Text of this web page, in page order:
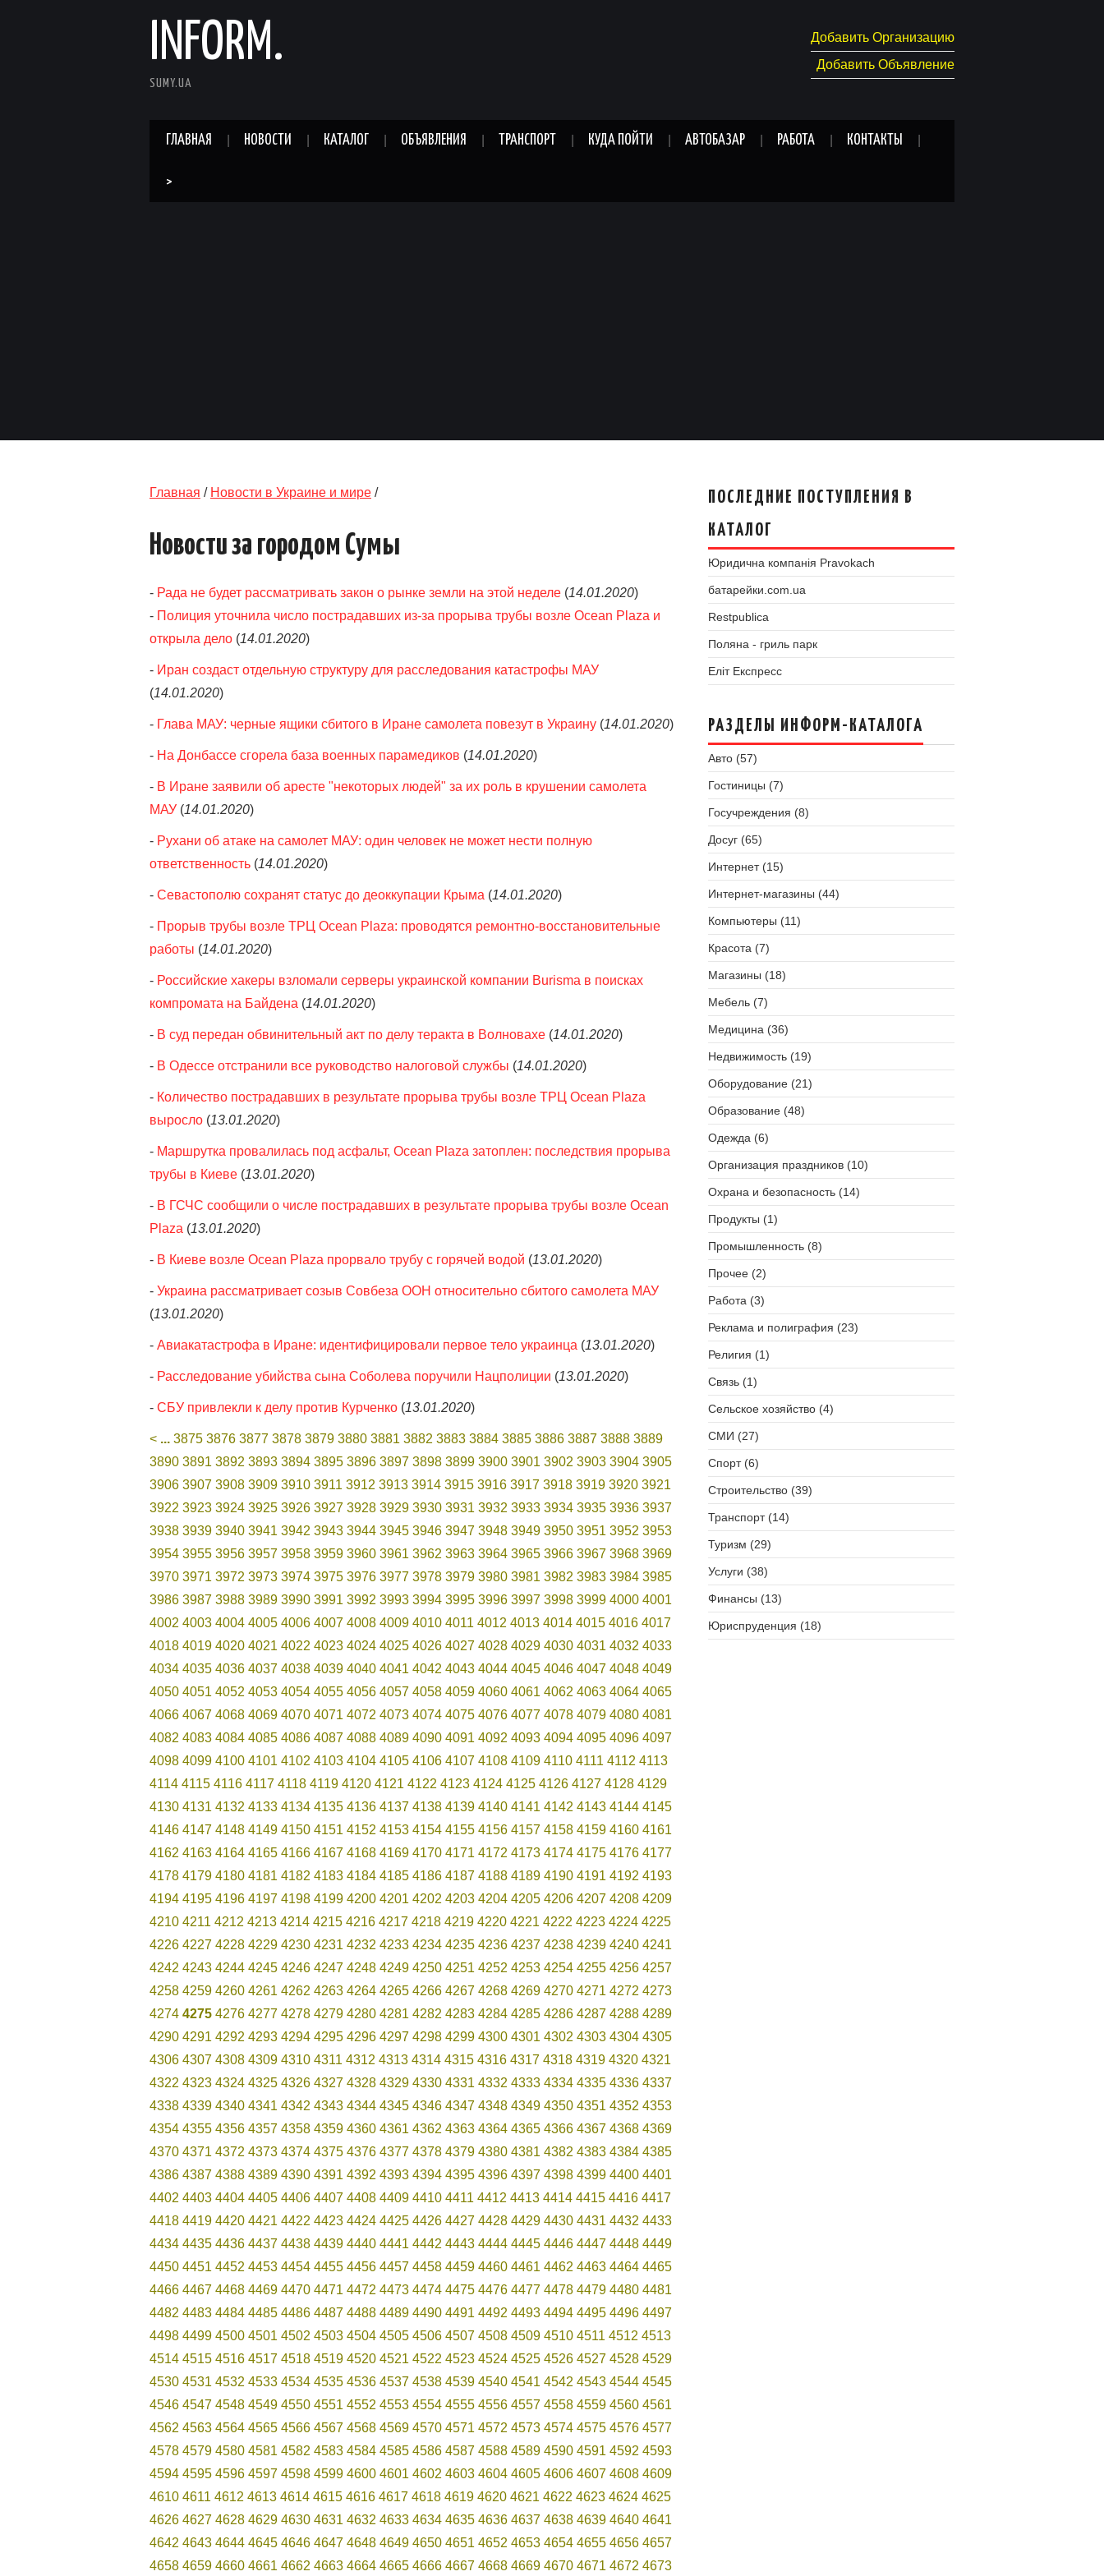
INFORM.
SUMY.UA
Добавить Организацию
Добавить Объявление
ГЛАВНАЯ НОВОСТИ КАТАЛОГ ОБЪЯВЛЕНИЯ ТРАНСПОРТ КУДА ПОЙТИ АВТОБАЗАР РАБОТА КОНТАКТЫ
>
Главная / Новости в Украине и мире /
Новости за городом Сумы
- Рада не будет рассматривать закон о рынке земли на этой неделе (14.01.2020)
- Полиция уточнила число пострадавших из-за прорыва трубы возле Оcean Plaza и
открыла дело (14.01.2020)
- Иран создаст отдельную структуру для расследования катастрофы МАУ
(14.01.2020)
- Глава МАУ: черные ящики сбитого в Иране самолета повезут в Украину (14.01.2020)
- На Донбассе сгорела база военных парамедиков (14.01.2020)
- В Иране заявили об аресте "некоторых людей" за их роль в крушении самолета
МАУ (14.01.2020)
- Рухани об атаке на самолет МАУ: один человек не может нести полную
ответственность (14.01.2020)
- Севастополю сохранят статус до деоккупации Крыма (14.01.2020)
- Прорыв трубы возле ТРЦ Ocean Plaza: проводятся ремонтно-восстановительные
работы (14.01.2020)
- Российские хакеры взломали серверы украинской компании Burisma в поисках
компромата на Байдена (14.01.2020)
- В суд передан обвинительный акт по делу теракта в Волновахе (14.01.2020)
- В Одессе отстранили все руководство налоговой службы (14.01.2020)
- Количество пострадавших в результате прорыва трубы возле ТРЦ Ocean Plaza
выросло (13.01.2020)
- Маршрутка провалилась под асфальт, Ocean Plaza затоплен: последствия прорыва
трубы в Киеве (13.01.2020)
- В ГСЧС сообщили о числе пострадавших в результате прорыва трубы возле Ocean
Plaza (13.01.2020)
- В Киеве возле Ocean Plaza прорвало трубу с горячей водой (13.01.2020)
- Украина рассматривает созыв Совбеза ООН относительно сбитого самолета МАУ
(13.01.2020)
- Авиакатастрофа в Иране: идентифицировали первое тело украинца (13.01.2020)
- Расследование убийства сына Соболева поручили Нацполиции (13.01.2020)
- СБУ привлекли к делу против Курченко (13.01.2020)
< ... 3875 3876 3877 3878 3879 3880 3881 3882 3883 3884 3885 3886 3887 3888 3889
3890 3891 3892 3893 3894 3895 3896 3897 3898 3899 3900 3901 3902 3903 3904 3905
3906 3907 3908 3909 3910 3911 3912 3913 3914 3915 3916 3917 3918 3919 3920 3921
3922 3923 3924 3925 3926 3927 3928 3929 3930 3931 3932 3933 3934 3935 3936 3937
3938 3939 3940 3941 3942 3943 3944 3945 3946 3947 3948 3949 3950 3951 3952 3953
3954 3955 3956 3957 3958 3959 3960 3961 3962 3963 3964 3965 3966 3967 3968 3969
3970 3971 3972 3973 3974 3975 3976 3977 3978 3979 3980 3981 3982 3983 3984 3985
3986 3987 3988 3989 3990 3991 3992 3993 3994 3995 3996 3997 3998 3999 4000 4001
4002 4003 4004 4005 4006 4007 4008 4009 4010 4011 4012 4013 4014 4015 4016 4017
4018 4019 4020 4021 4022 4023 4024 4025 4026 4027 4028 4029 4030 4031 4032 4033
4034 4035 4036 4037 4038 4039 4040 4041 4042 4043 4044 4045 4046 4047 4048 4049
4050 4051 4052 4053 4054 4055 4056 4057 4058 4059 4060 4061 4062 4063 4064 4065
4066 4067 4068 4069 4070 4071 4072 4073 4074 4075 4076 4077 4078 4079 4080 4081
4082 4083 4084 4085 4086 4087 4088 4089 4090 4091 4092 4093 4094 4095 4096 4097
4098 4099 4100 4101 4102 4103 4104 4105 4106 4107 4108 4109 4110 4111 4112 4113
4114 4115 4116 4117 4118 4119 4120 4121 4122 4123 4124 4125 4126 4127 4128 4129
4130 4131 4132 4133 4134 4135 4136 4137 4138 4139 4140 4141 4142 4143 4144 4145
4146 4147 4148 4149 4150 4151 4152 4153 4154 4155 4156 4157 4158 4159 4160 4161
4162 4163 4164 4165 4166 4167 4168 4169 4170 4171 4172 4173 4174 4175 4176 4177
4178 4179 4180 4181 4182 4183 4184 4185 4186 4187 4188 4189 4190 4191 4192 4193
4194 4195 4196 4197 4198 4199 4200 4201 4202 4203 4204 4205 4206 4207 4208 4209
4210 4211 4212 4213 4214 4215 4216 4217 4218 4219 4220 4221 4222 4223 4224 4225
4226 4227 4228 4229 4230 4231 4232 4233 4234 4235 4236 4237 4238 4239 4240 4241
4242 4243 4244 4245 4246 4247 4248 4249 4250 4251 4252 4253 4254 4255 4256 4257
4258 4259 4260 4261 4262 4263 4264 4265 4266 4267 4268 4269 4270 4271 4272 4273
4274 4275 4276 4277 4278 4279 4280 4281 4282 4283 4284 4285 4286 4287 4288 4289
4290 4291 4292 4293 4294 4295 4296 4297 4298 4299 4300 4301 4302 4303 4304 4305
4306 4307 4308 4309 4310 4311 4312 4313 4314 4315 4316 4317 4318 4319 4320 4321
4322 4323 4324 4325 4326 4327 4328 4329 4330 4331 4332 4333 4334 4335 4336 4337
4338 4339 4340 4341 4342 4343 4344 4345 4346 4347 4348 4349 4350 4351 4352 4353
4354 4355 4356 4357 4358 4359 4360 4361 4362 4363 4364 4365 4366 4367 4368 4369
4370 4371 4372 4373 4374 4375 4376 4377 4378 4379 4380 4381 4382 4383 4384 4385
4386 4387 4388 4389 4390 4391 4392 4393 4394 4395 4396 4397 4398 4399 4400 4401
4402 4403 4404 4405 4406 4407 4408 4409 4410 4411 4412 4413 4414 4415 4416 4417
4418 4419 4420 4421 4422 4423 4424 4425 4426 4427 4428 4429 4430 4431 4432 4433
4434 4435 4436 4437 4438 4439 4440 4441 4442 4443 4444 4445 4446 4447 4448 4449
4450 4451 4452 4453 4454 4455 4456 4457 4458 4459 4460 4461 4462 4463 4464 4465
4466 4467 4468 4469 4470 4471 4472 4473 4474 4475 4476 4477 4478 4479 4480 4481
4482 4483 4484 4485 4486 4487 4488 4489 4490 4491 4492 4493 4494 4495 4496 4497
4498 4499 4500 4501 4502 4503 4504 4505 4506 4507 4508 4509 4510 4511 4512 4513
4514 4515 4516 4517 4518 4519 4520 4521 4522 4523 4524 4525 4526 4527 4528 4529
4530 4531 4532 4533 4534 4535 4536 4537 4538 4539 4540 4541 4542 4543 4544 4545
4546 4547 4548 4549 4550 4551 4552 4553 4554 4555 4556 4557 4558 4559 4560 4561
4562 4563 4564 4565 4566 4567 4568 4569 4570 4571 4572 4573 4574 4575 4576 4577
4578 4579 4580 4581 4582 4583 4584 4585 4586 4587 4588 4589 4590 4591 4592 4593
4594 4595 4596 4597 4598 4599 4600 4601 4602 4603 4604 4605 4606 4607 4608 4609
4610 4611 4612 4613 4614 4615 4616 4617 4618 4619 4620 4621 4622 4623 4624 4625
4626 4627 4628 4629 4630 4631 4632 4633 4634 4635 4636 4637 4638 4639 4640 4641
4642 4643 4644 4645 4646 4647 4648 4649 4650 4651 4652 4653 4654 4655 4656 4657
4658 4659 4660 4661 4662 4663 4664 4665 4666 4667 4668 4669 4670 4671 4672 4673
ПОСЛЕДНИЕ ПОСТУПЛЕНИЯ В
КАТАЛОГ
Юридична компанія Pravokach
батарейки.com.ua
Restpublica
Поляна - гриль парк
Еліт Експресс
РАЗДЕЛЫ ИНФОРМ-КАТАЛОГА
Авто (57)
Гостиницы (7)
Госучреждения (8)
Досуг (65)
Интернет (15)
Интернет-магазины (44)
Компьютеры (11)
Красота (7)
Магазины (18)
Мебель (7)
Медицина (36)
Недвижимость (19)
Оборудование (21)
Образование (48)
Одежда (6)
Организация праздников (10)
Охрана и безопасность (14)
Продукты (1)
Промышленность (8)
Прочее (2)
Работа (3)
Реклама и полиграфия (23)
Религия (1)
Связь (1)
Сельское хозяйство (4)
СМИ (27)
Спорт (6)
Строительство (39)
Транспорт (14)
Туризм (29)
Услуги (38)
Финансы (13)
Юриспруденция (18)